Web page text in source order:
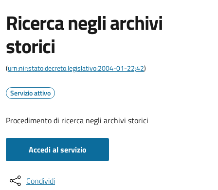
Ricerca negli archivi
storici
(urn:nir:stato:decreto.legislativo:2004-01-22;42)
Servizio attivo
Procedimento di ricerca negli archivi storici
Accedi al servizio
Condividi